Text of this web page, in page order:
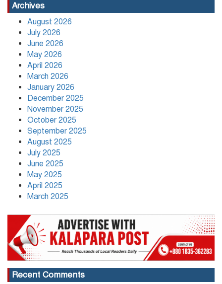
যে তিন শর্তে লাইসেন্স ফিরে পেল আদ্-দ্বীন
Archives
August 2026
July 2026
June 2026
May 2026
April 2026
March 2026
January 2026
December 2025
November 2025
October 2025
September 2025
August 2025
July 2025
June 2025
May 2025
April 2025
March 2025
Recent Comments